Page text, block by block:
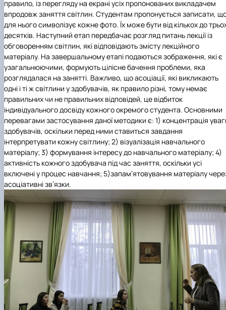
правило, із перегляду на екрані усіх пропонованих викладачем
впродовж заняття світлин. Студентам пропонується записати,
для нього символізує кожне фото. Їх може бути від кількох до
десятків. Наступний етап передбачає розгляд питань лекції із
обговоренням світлин, які відповідають змісту лекційного
матеріалу. На завершальному етапі подаються зображення, які є
узагальнюючими, формують цілісне бачення проблеми, яка
розглядалася на занятті. Важливо, що асоціації, які викликають
одні і ті ж світлини у здобувачів, як правило різні, тому немає
правильних чи не правильних відповідей, це відбиток
індивідуального досвіду кожного окремого студента. Основними
перевагами застосування даної методики є: 1) концентрація
здобувачів, оскільки перед ними ставиться завдання
інтерпретувати кожну світлину; 2) візуалізація навчального
матеріалу; 3) формування інтересу до навчального матеріалу; 4)
активність кожного здобувача під час заняття, оскільки усі
включені у процес навчання; 5)запам’ятовування матеріалу
асоціативні зв’язки.